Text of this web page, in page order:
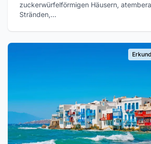
zuckerwürfelförmigen Häusern,
Stränden,...